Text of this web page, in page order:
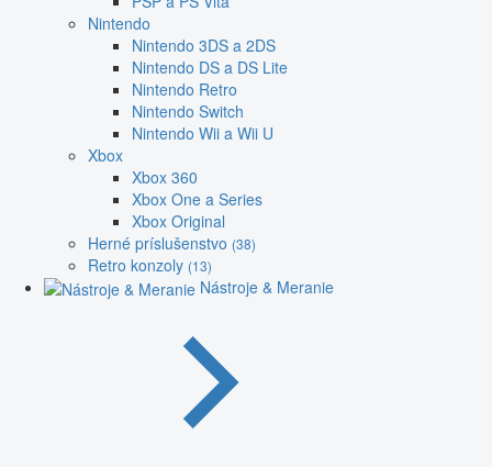
Nintendo
Nintendo 3DS a 2DS
Nintendo DS a DS Lite
Nintendo Retro
Nintendo Switch
Nintendo Wii a Wii U
Xbox
Xbox 360
Xbox One a Series
Xbox Original
Herné príslušenstvo (38)
Retro konzoly (13)
Nástroje & Meranie